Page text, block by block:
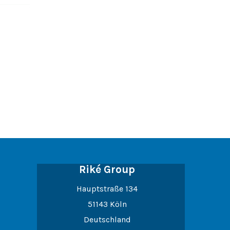
Riké Group
Hauptstraße 134
51143 Köln
Deutschland